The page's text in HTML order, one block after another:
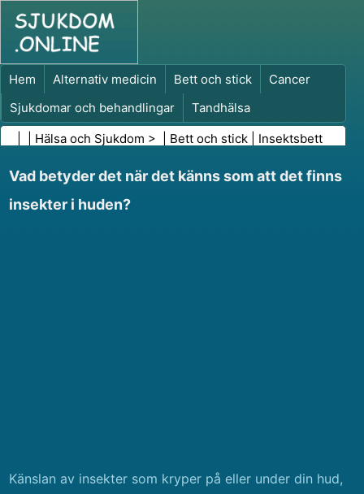
Hem Alternativ medicin Bett och stick
Cancer
Sjukdomar och behandlingar
Tandhälsa
Kost och näring
Familjehälsa
Hälsa och Sjukdom > | Bett och stick Insektsbett
Vad betyder det när det känns som att det finns
insekter i huden?
Känslan av insekter som kryper på eller under din hud,